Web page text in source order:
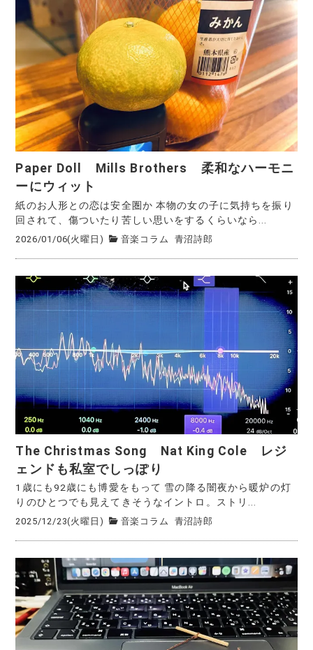
Paper Doll Mills Brothers 柔和なハーモニ
ーにウィット
紙のお人形との恋は安全圏か 本物の女の子に気持ちを振り
回されて、傷ついたり苦しい思いをするくらいなら...
2026/01/06(火曜日) 音楽コラム 青沼詩郎
The Christmas Song Nat King Cole レジ
ェンドも私室でしっぽり
1歳にも92歳にも博愛をもって 雪の降る闇夜から暖炉の灯
りのひとつでも見えてきそうなイントロ。ストリ...
2025/12/23(火曜日) 音楽コラム 青沼詩郎